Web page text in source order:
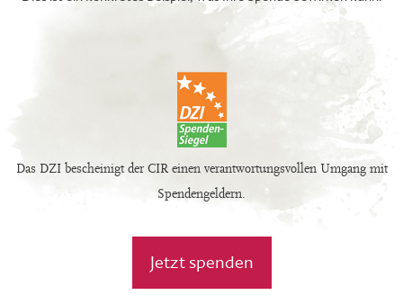
Das DZI bescheinigt der CIR einen verantwortungsvollen Umgang mit
Spendengeldern.
Jetzt spenden